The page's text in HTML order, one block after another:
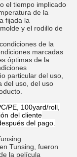
el tiempo implicado
de la
fijada la
y el rodillo de
de la
marcadas
óptimas de la
particular del uso,
del uso, del uso
PE, 100yard/roll,
del cliente
del pago.
Tunsing , fueron
la película